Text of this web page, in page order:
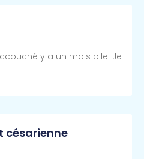
y a un mois pile. Je
césarienne